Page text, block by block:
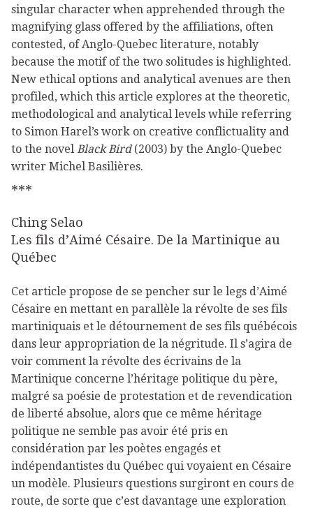
singular character when apprehended through the
magnifying glass offered by the affiliations, often
contested, of Anglo-Quebec literature, notably
because the motif of the two solitudes is highlighted.
New ethical options and analytical avenues are then
profiled, which this article explores at the theoretic,
methodological and analytical levels while referring
to Simon Harel’s work on creative conflictuality and
to the novel Black Bird(2003) by the Anglo-Quebec
writer Michel Basilières.
***
Ching Selao
Les fils d’Aimé Césaire. De la Martinique au
Québec
Cet article propose de se pencher sur le legs d’Aimé
Césaire en mettant en parallèle la révolte de ses fils
martiniquais et le détournement de ses fils québécois
dans leur appropriation de la négritude. Il s’agira de
voir comment la révolte des écrivains de la
Martinique concerne l’héritage politique du père,
malgré sa poésie de protestation et de revendication
de liberté absolue, alors que ce même héritage
politique ne semble pas avoir été pris en
considération par les poètes engagés et
indépendantistes du Québec qui voyaient en Césaire
un modèle. Plusieurs questions surgiront en cours de
route, de sorte que c’est davantage une exploration